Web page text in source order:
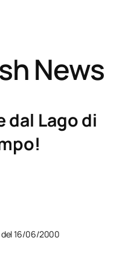
News
dal Lago di
del 16/06/2000